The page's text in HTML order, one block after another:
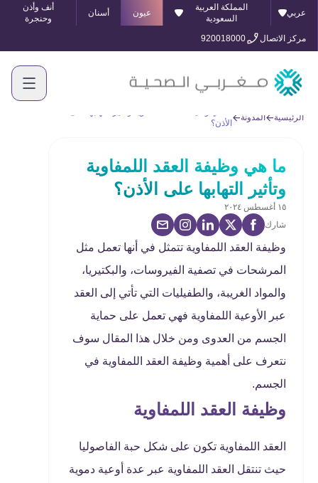
عربي
المملكة العربية
السعودية
عيون أسنان
أنف وأذن
وحنجرة
مركز الاتصال
920018000
الرئيسية المدونة
الأذن؟
ما هي وظيفة العقد اللمفاوية
وتأثير التهابها على الأذن؟
١٥ أغسطس ٢٠٢٤
شارك
وظيفة العقد اللمفاوية تتمثل في أنها تعمل مثل
المرشحات في تصفية الفيروسات، والبكتيريا،
والمواد الغريبة، والطفيليات التي تأتي إلى العقد
عبر الأوعية اللمفاوية فهي تعمل على حماية
الجسم من العدوى ومن خلال هذا المقال سوف
نتعرف على أهمية وظيفة العقد اللمفاوية في
الجسم.
وظيفة العقد اللمفاوية
العقد اللمفاوية تكون على شكل حبة الفاصوليا
حيث تنتقل العقد اللمفاوية عبر عدة أوعية دموية